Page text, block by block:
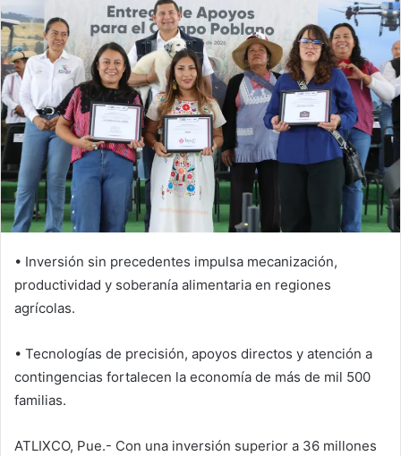
• Inversión sin precedentes impulsa mecanización,
productividad y soberanía alimentaria en regiones
agrícolas.
• Tecnologías de precisión, apoyos directos y atención a
contingencias fortalecen la economía de más de mil 500
familias.
ATLIXCO, Pue.- Con una inversión superior a 36 millones